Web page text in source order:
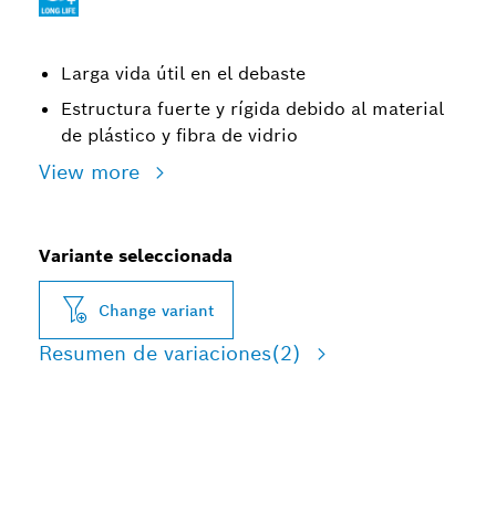
Larga vida útil en el debaste
Estructura fuerte y rígida debido al material
de plástico y fibra de vidrio
View more
Variante seleccionada
Change variant
Resumen de variaciones(2)